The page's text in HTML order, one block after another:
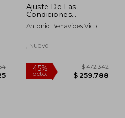
Ajuste De Las
Condiciones
Laborales, El
Antonio Benavides Vico
, Nuevo